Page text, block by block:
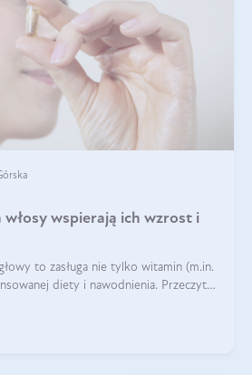
wspierają ich wzrost i
to zasługa nie tylko witamin (m.in.
diety i nawodnienia. Przeczytaj